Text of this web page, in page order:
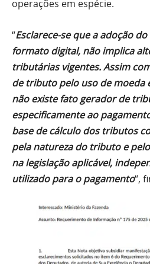
operações em espécie.
“Esclarece-se que a adoção
formato digital, não implica
tributárias vigentes. Assim
de tributo pelo uso de moeda
não existe fato gerador de
especificamente ao
base de cálculo dos tributos
pela natureza do tributo e
na legislação aplicável,
utilizado para o pagamento“,